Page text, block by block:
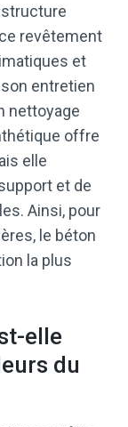
structure
revêtement
et
entretien
nettoyage
offre
elle
et de
Ainsi, pour
le béton
la plus
elle
du